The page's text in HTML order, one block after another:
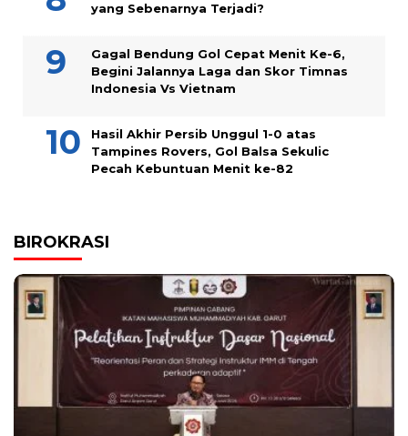
yang Sebenarnya Terjadi?
Gagal Bendung Gol Cepat Menit Ke-6,
Begini Jalannya Laga dan Skor Timnas
Indonesia Vs Vietnam
Hasil Akhir Persib Unggul 1-0 atas
Tampines Rovers, Gol Balsa Sekulic
Pecah Kebuntuan Menit ke-82
BIROKRASI